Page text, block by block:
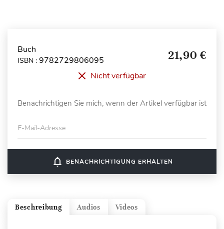
Buch
ISBN : 9782729806095 21,90 €
Nicht verfügbar
Benachrichtigen Sie mich, wenn der Artikel verfügbar ist
E-Mail-Adresse
notifications_none BENACHRICHTIGUNG ERHALTEN
Videos
Audios
Beschreibung